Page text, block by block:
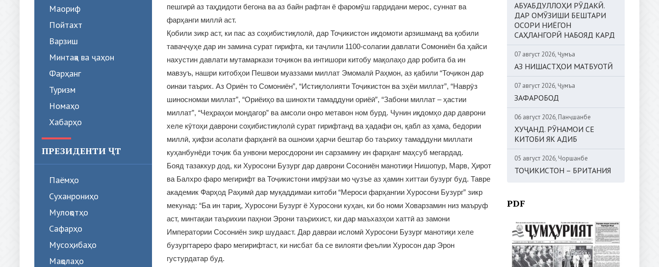
Маориф
Пойтахт
Варзиш
Минтақа ва ҷаҳон
Фарҳанг
Туризм
Номаҳо
Хабарҳо
ПРЕЗИДЕНТИ ҶТ
Паёмҳо
Суханрониҳо
Мулоқотҳо
Сафарҳо
Мусоҳибаҳо
Мақолаҳо
пешгирӣ аз таҳдидоти бегона ва аз байн рафтан ё фаромӯш гардидани мерос, суннат ва
фарҳанги миллӣ аст.
Қобили зикр аст, ки пас аз соҳибистиқлолӣ, дар Тоҷикистон иқдомоти арзишманд ва қобили
таваҷҷуҳе дар ин замина сурат гирифта, ки таҷлили 1100-солагии давлати Сомониён ба ҳайси
нахустин давлати мутамаркази тоҷикон ва интишори китобу мақолаҳо дар робита ба ин
мавзуъ, нашри китобҳои Пешвои муаззами миллат Эмомалӣ Раҳмон, аз қабили “Тоҷикон дар
оинаи таърих. Аз Ориён то Сомониён”, “Истиқлолияти Тоҷикистон ва эҳёи миллат”, “Наврӯз
шиносномаи миллат”, “Ориёиҳо ва шинохти тамаддуни ориёӣ”, “Забони миллат – ҳастии
миллат”, “Чеҳраҳои мондагор” ва амсоли онро метавон ном бурд. Чунин иқдомҳо дар даврони
хеле кӯтоҳи даврони соҳибистиқлолӣ сурат гирифтанд ва ҳадафи он, қабл аз ҳама, бедории
миллӣ, ҳифзи асолати фарҳангӣ ва ошноии ҳарчи бештар бо таъриху тамаддуни миллати
куҳанбунёди тоҷик ба унвони меросдорони ин сарзамину ин фарҳанг маҳсуб мегардад.
Бояд тазаккур дод, ки Хуросони Бузург дар даврони Сосониён манотиқи Нишопур, Марв, Ҳирот
ва Балхро фаро мегирифт ва Тоҷикистони имрӯзаи мо ҷузъе аз ҳамин хиттаи бузург буд. Тавре
академик Фарҳод Раҳимӣ дар муқаддимаи китоби “Мероси фарҳангии Хуросони Бузург” зикр
мекунад: “Ба ин тариқ, Хуросони Бузург ё Хуросони куҳан, ки бо номи Ховарзамин низ маъруф
аст, минтақаи таърихии паҳнои Эрони таърихист, ки дар маъхазҳои хаттӣ аз замони
Императории Сосониён зикр шудааст. Дар давраи исломӣ Хуросони Бузург манотиқи хеле
бузургтареро фаро мегирифтаст, ки нисбат ба се вилояти феълии Хуросон дар Эрон
густурдатар буд.
АБУАБДУЛЛОҲИ РӮДАКӢ.
ДАР ОМӮЗИШИ БЕШТАРИ
ОСОРИ НИЁГОН
САҲЛАНГОРӢ НАБОЯД КАРД
07 август 2026, Ҷумъа
АЗ НИШАСТҲОИ МАТБУОТӢ
07 август 2026, Ҷумъа
ЗАФАРОБОД
06 август 2026, Панҷшанбе
ХУҶАНД. РӮНАМОИ СЕ
КИТОБИ ЯК АДИБ
05 август 2026, Чоршанбе
ТОҶИКИСТОН – БРИТАНИЯ
PDF